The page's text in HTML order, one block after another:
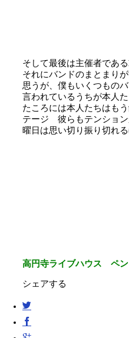
そして最後は主催者である
それにバンドのまとまり
思うが、僕もいくつもの
言われているうちが本人
たころには本人たちはも
テージ 彼らもテンショ
曜日は思い切り振り切れ
高円寺ライブハウス ペン
シェアする